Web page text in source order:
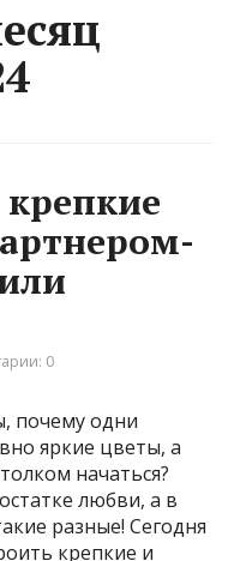
0
почему одни
яркие цветы, а
начаться?
любви, а в
разные! Сегодня
крепкие и